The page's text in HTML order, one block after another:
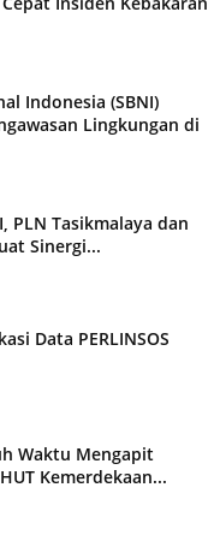
Indonesia (SBNI)
Lingkungan di
PLN Tasikmalaya dan
Sinergi...
Data PERLINSOS
Waktu Mengapit
Kemerdekaan...